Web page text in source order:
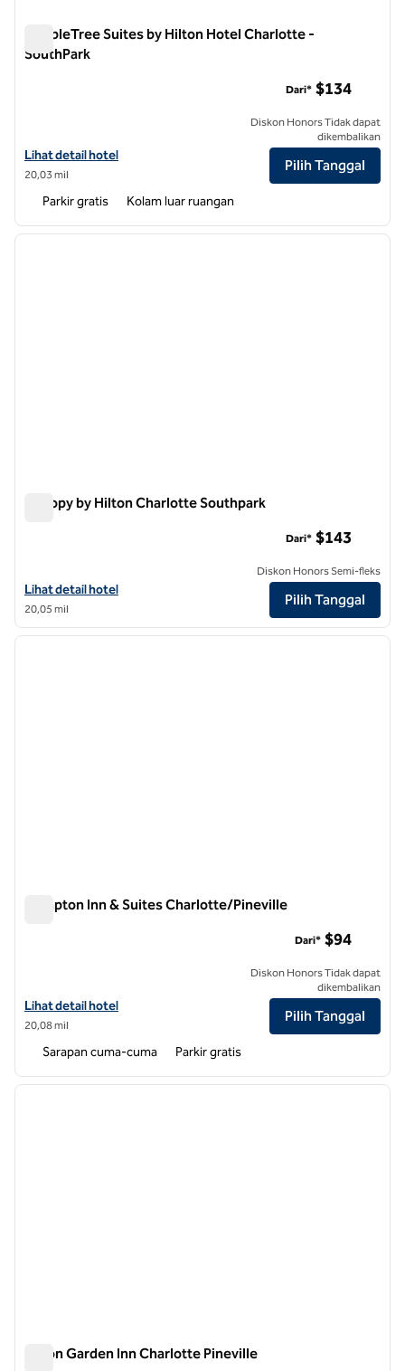
DoubleTree Suites by Hilton Hotel Charlotte -
SouthPark
Lihat perincian hotel untuk DoubleTree Suites by Hilton Hotel
Lihat detail hotel
20,03 mil
Dari* $134
Diskon Honors Tidak dapat
dikembalikan
Pilih Tanggal
Parkir gratis Kolam luar ruangan
1 dari 11
Canopy by Hilton Charlotte Southpark
Lihat detail hotel untuk Canopy by Hilton Charlotte Southpark
Lihat detail hotel
20,05 mil
Dari* $143
Diskon Honors Semi-fleks
Pilih Tanggal
1/12
1 dari 12
Hampton Inn & Suites Charlotte/Pineville
Lihat detail hotel untuk Hampton Inn & Suites Charlotte/Pineville
Lihat detail hotel
20,08 mil
Dari* $94
Diskon Honors Tidak dapat
dikembalikan
Pilih Tanggal
Sarapan cuma-cuma Parkir gratis
1 dari 12
Hilton Garden Inn Charlotte Pineville